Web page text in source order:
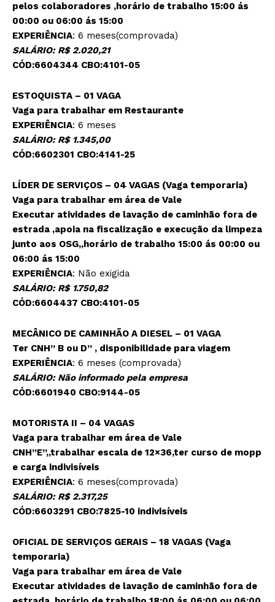
pelos colaboradores ,horário de trabalho 15:00 ás
00:00 ou 06:00 ás 15:00
EXPERIÊNCIA: 6 meses(comprovada)
SALÁRIO: R$ 2.020,21
CÓD:6604344 CBO:4101-05
ESTOQUISTA – 01 VAGA
Vaga para trabalhar em Restaurante
EXPERIÊNCIA: 6 meses
SALÁRIO: R$ 1.345,00
CÓD:6602301 CBO:4141-25
LÍDER DE SERVIÇOS – 04 VAGAS (Vaga temporaria)
Vaga para trabalhar em área de Vale
Executar atividades de lavação de caminhão fora de
estrada ,apoia na fiscalização e execução da limpeza
junto aos OSG,,horário de trabalho 15:00 ás 00:00 ou
06:00 ás 15:00
EXPERIÊNCIA: Não exigida
SALÁRIO: R$ 1.750,82
CÓD:6604437 CBO:4101-05
MECÂNICO DE CAMINHÃO A DIESEL – 01 VAGA
Ter CNH” B ou D” , disponibilidade para viagem
EXPERIÊNCIA: 6 meses (comprovada)
SALÁRIO: Não informado pela empresa
CÓD:6601940 CBO:9144-05
MOTORISTA II – 04 VAGAS
Vaga para trabalhar em área de Vale
CNH”E”,,trabalhar escala de 12×36,ter curso de mopp
e carga indivisíveis
EXPERIÊNCIA: 6 meses(comprovada)
SALÁRIO: R$ 2.317,25
CÓD:6603291 CBO:7825-10 indivisíveis
OFICIAL DE SERVIÇOS GERAIS – 18 VAGAS (Vaga
temporaria)
Vaga para trabalhar em área de Vale
Executar atividades de lavação de caminhão fora de